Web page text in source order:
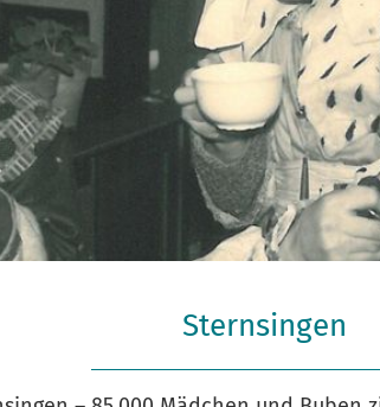
Neues Jahr unter einem guten
Sternsingen